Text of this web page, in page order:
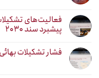
فعالیت‌های
پیشبرد سند ۲۰۳۰
فشار تشکیلات